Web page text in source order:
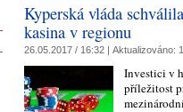
Kyperská vláda
kasina v regionu
26.05.2017 / 16:32 | Aktualizováno:
Investici v
příležitost